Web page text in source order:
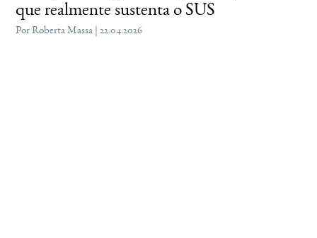
que realmente sustenta o SUS
Por Roberta Massa | 22.04.2026